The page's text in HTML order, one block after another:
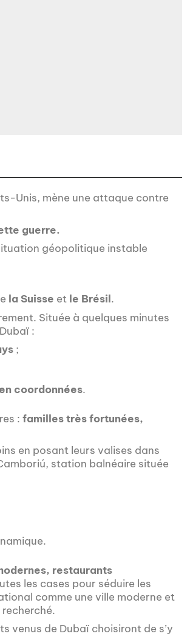
Unis, mène une attaque contre
guerre.
géopolitique instable
la Suisse et le Brésil.
Située à quelques minutes
:
;
coordonnées.
: familles très fortunées,
en posant leurs valises dans
station balnéaire située
restaurants
les cases pour séduire les
comme une ville moderne et
venus de Dubaï choisiront de s’y